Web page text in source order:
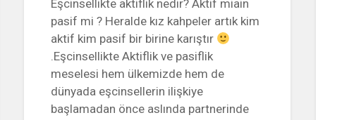
Eşcinsellikte aktiflik nedir? Aktif miain
pasif mi ? Heralde kız kahpeler artık kim
aktif kim pasif bir birine karıştır
.Eşcinsellikte Aktiflik ve pasiflik
meselesi hem ülkemizde hem de
dünyada eşcinsellerin ilişkiye
başlamadan önce aslında partnerinde